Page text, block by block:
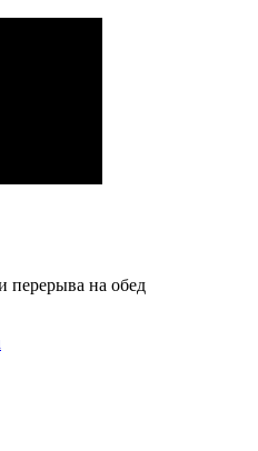
перерыва на обед